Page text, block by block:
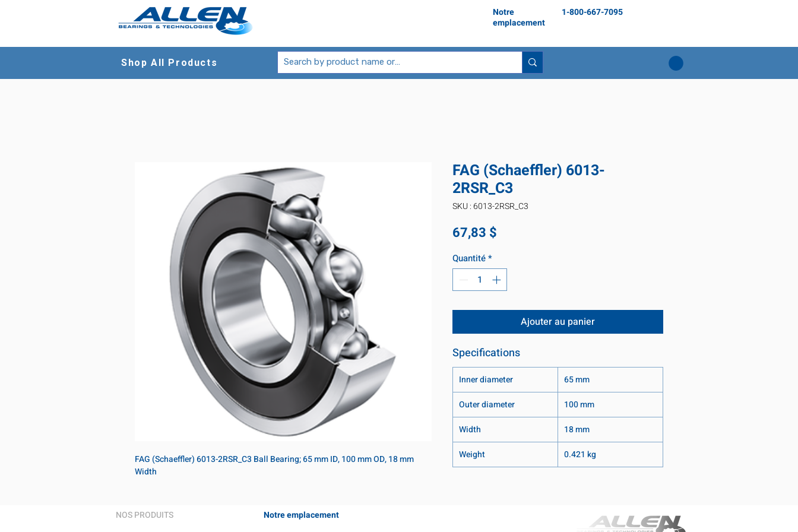
Notre
emplacement
1-800-667-7095
Shop All Products
FAG (Schaeffler) 6013-2RSR_C3 Ball Bearing; 65 mm ID, 100 mm OD, 18 mm
Width
FAG (Schaeffler) 6013-
2RSR_C3
SKU : 6013-2RSR_C3
67,83 $
Quantité*
Ajouter au panier
Specifications
Inner diameter
65 mm
Outer diameter
100 mm
Width
18 mm
Weight
0.421 kg
NOS PRODUITS Notre emplacement